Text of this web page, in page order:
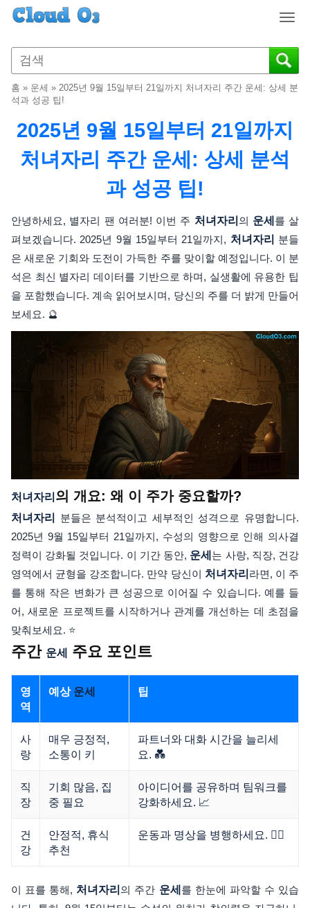
T
g
g
e
a
v
g
n
홈 » 운세 » 2025년 9월 15일부터 21일까지 처녀자리 주간 운세: 상세 분
석과 성공 팁!
2025년 9월 15일부터 21일까지
처녀자리 주간 운세: 상세 분석
과 성공 팁!
안녕하세요, 별자리 팬 여러분! 이번 주 처녀자리 의 운세 를 살
펴보겠습니다. 2025년 9월 15일부터 21일까지, 처녀자리 분들
은 새로운 기회와 도전이 가득한 주를 맞이할 예정입니다. 이 분
석은 최신 별자리 데이터를 기반으로 하며, 실생활에 유용한 팁
을 포함했습니다. 계속 읽어보시며, 당신의 주를 더 밝게 만들어
보세요. 🔮
처녀자리 의 개요: 왜 이 주가 중요할까?
처녀자리
분들은 분석적이고 세부적인 성격으로 유명합니다.
2025년 9월 15일부터 21일까지, 수성의 영향으로 인해 의사결
정력이 강화될 것입니다. 이 기간 동안, 운세 는 사랑, 직장, 건강
영역에서 균형을 강조합니다. 만약 당신이 처녀자리 라면, 이 주
를 통해 작은 변화가 큰 성공으로 이어질 수 있습니다. 예를 들
어, 새로운 프로젝트를 시작하거나 관계를 개선하는 데 초점을
맞춰보세요. ⭐
주간 운세 주요 포인트
영
역
예상 운세 팁
사
랑
매우 긍정적,
소통이 키
파트너와 대화 시간을 늘리세
요. 💑
직
장
기회 많음, 집
중 필요
아이디어를 공유하며 팀워크를
강화하세요. 📈
건
강
안정적, 휴식
추천
운동과 명상을 병행하세요. 🏋️‍♀️
이 표를 통해, 처녀자리 의 주간 운세 를 한눈에 파악할 수 있습